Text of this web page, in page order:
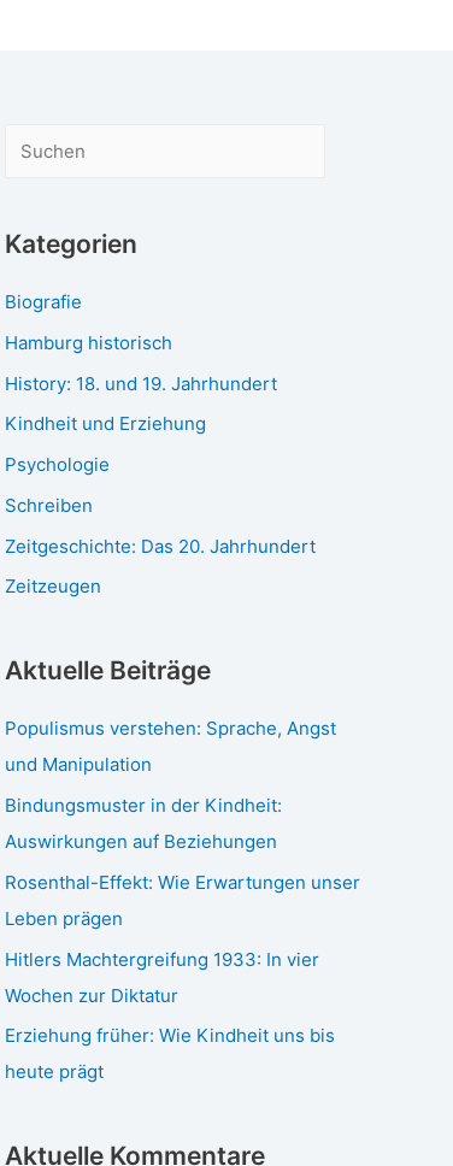
h
Kategorien
Biografie
Hamburg historisch
History: 18. und 19. Jahrhundert
Kindheit und Erziehung
Psychologie
Schreiben
Zeitgeschichte: Das 20. Jahrhundert
Zeitzeugen
Aktuelle Beiträge
Populismus verstehen: Sprache, Angst
und Manipulation
Bindungsmuster in der Kindheit:
Auswirkungen auf Beziehungen
Rosenthal-Effekt: Wie Erwartungen unser
Leben prägen
Hitlers Machtergreifung 1933: In vier
Wochen zur Diktatur
Erziehung früher: Wie Kindheit uns bis
heute prägt
Aktuelle Kommentare